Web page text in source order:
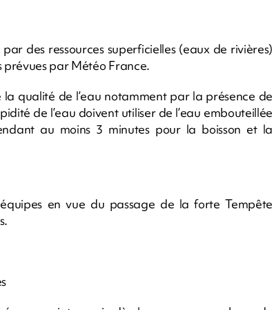
des ressources superficielles (eaux de rivières)
par Météo France.
qualité de l’eau notamment par la présence de
de l’eau doivent utiliser de l’eau embouteillée
au moins 3 minutes pour la boisson et la
en vue du passage de la forte Tempête